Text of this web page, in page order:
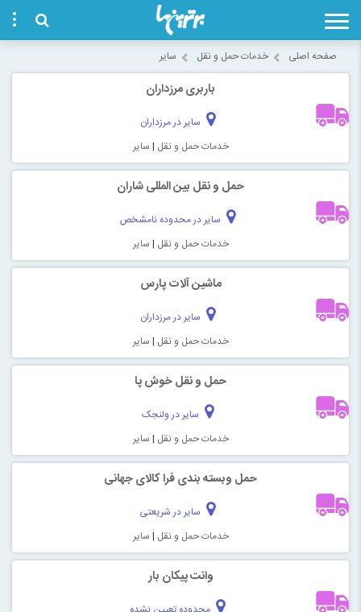
صفحه اصلی خدمات حمل و نقل سایر
باربری مرزداران
سایر در مرزداران
خدمات حمل و نقل | سایر
حمل و نقل بین المللی شاران
سایر در محدوده نامشخص
خدمات حمل و نقل | سایر
ماشین آلات پارس
سایر در مرزداران
خدمات حمل و نقل | سایر
حمل و نقل خوش پا
سایر در ولنجک
خدمات حمل و نقل | سایر
حمل وبسته بندی فرا کالای جهانی
سایر در شریعتی
خدمات حمل و نقل | سایر
وانت پیکان بار